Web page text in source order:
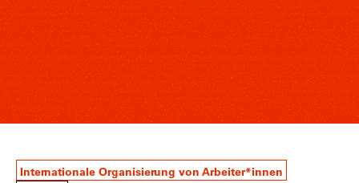
Internationale Organisierung von Arbeiter*innen